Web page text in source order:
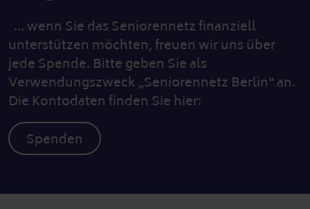
… wenn Sie das Seniorennetz finanziell
unterstützen möchten, freuen wir uns über
jede Spende. Bitte geben Sie als
Verwendungszweck „Seniorennetz Berlin“ an.
Die Kontodaten finden Sie hier:
Spenden